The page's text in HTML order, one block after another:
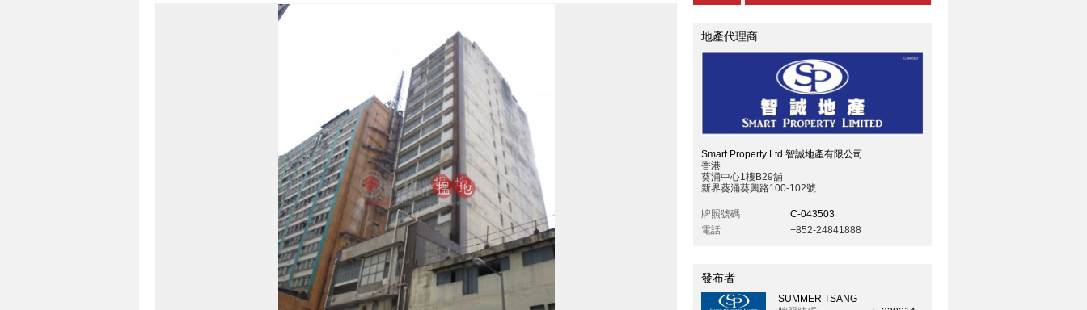
地產代理商
Smart Property Ltd 智誠地產有限公司
香港
葵涌中心1樓B29舖
新界葵涌葵興路100-102號
牌照號碼
C-043503
電話
+852-24841888
發布者
SUMMER TSANG